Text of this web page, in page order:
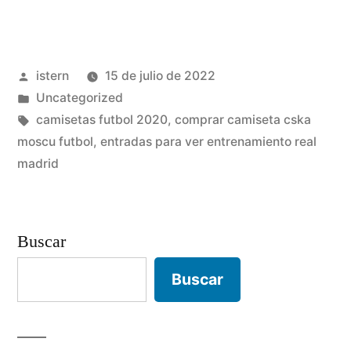
futbol»
Publicado
por
istern
15 de julio de 2022
Publicado
en
Uncategorized
Etiquetas:
camisetas futbol 2020, comprar camiseta cska
moscu futbol, entradas para ver entrenamiento real
madrid
Buscar
Buscar